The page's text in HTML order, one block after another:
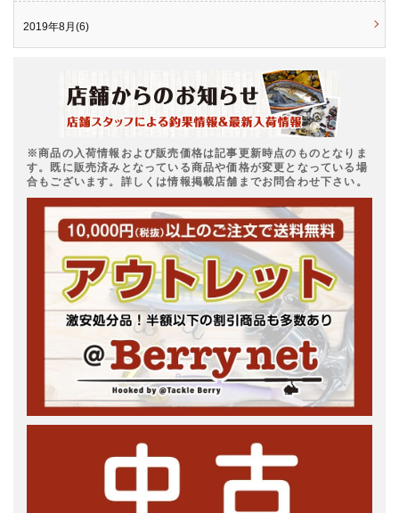
2019年8月(6)
※商品の入荷情報および販売価格は記事更新時点のものとなりま
す。既に販売済みとなっている商品や価格が変更となっている場
合もございます。詳しくは情報掲載店舗までお問合わせ下さい。